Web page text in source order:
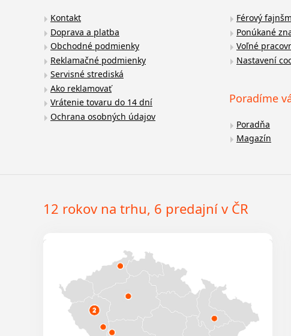
Kontakt
Doprava a platba
Obchodné podmienky
Reklamačné podmienky
Servisné strediská
Ako reklamovať
Vrátenie tovaru do 14 dní
Ochrana osobných údajov
Férový
Ponúkané
Voľné
Nastavení
Poradíme
Poradňa
Magazín
12 rokov na trhu, 6 predajní v ČR